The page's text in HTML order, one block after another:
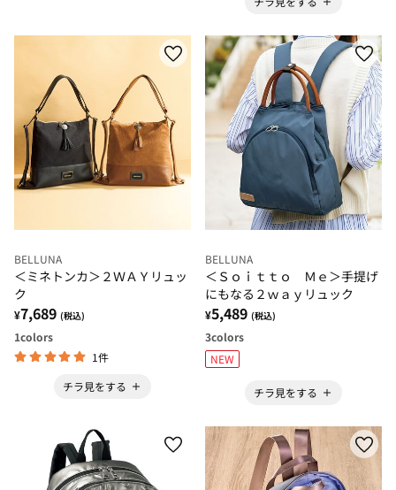
BELLUNA
＜ミネトンカ＞２ＷＡＹリュッ
ク
¥7,689 (税込)
1colors
1件
チラ見をする
BELLUNA
＜Ｓｏｉｔｔｏ Ｍｅ＞手提げ
にもなる２ｗａｙリュック
¥5,489 (税込)
3colors
NEW
チラ見をする